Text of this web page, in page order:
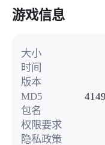
游戏信息
大小
时间
版本
MD5
包名
权限要求
隐私政策